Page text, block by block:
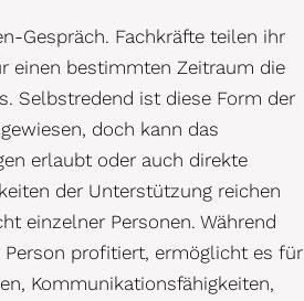
Gespräch. Fachkräfte teilen ihr
einen bestimmten Zeitraum die
Selbstredend ist diese Form der
doch kann das
erlaubt oder auch direkte
der Unterstützung reichen
einzelner Personen. Während
profitiert, ermöglicht es für
Kommunikationsfähigkeiten,